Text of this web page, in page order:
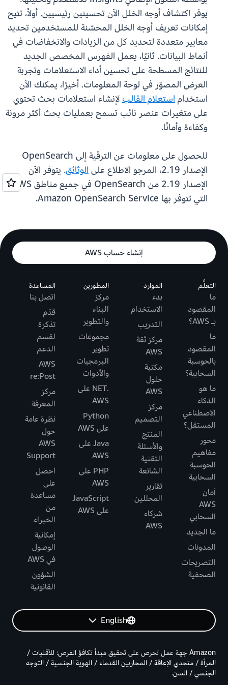
يوفر اكتشاف أوجه الخلل الآن تحسينين رئيسيين. أولاً، تتيح
إمكانات تعريف أوجه الخلل المحسّنة للمستخدمين تحديد
معايير متعددة لتحديد كل من الزيادات والانخفاضات في
أنماط البيانات. ثانيًا، يعمل الفهرس المخصص الجديد
للنتائج المسطحة على تحسين أداء الاستعلامات وتجربة
العرض المصوّر في لوحة المعلومات. أخيرًا، يمكنك الآن
استخداماستعلام القالبلإنشاء استعلامات بحث تحتوي
على متغيرات عنصر نائب تسمح بعمليات بحث أكثر مرونة
وكفاءة وأمانًا.
للحصول على معلومات عن الترقية إلى OpenSearch
الإصدار 2.19، المرجو الاطلاع على
الوثائق. يتوفر الآن
الإصدار 2.19 من OpenSearch في جميع مناطق AWS
التي تتوفر بها Amazon OpenSearch Service.
إنشاء حساب AWS
التعلُّم
ما
المقصود
بـ AWS؟
ما
المقصود
بالحوسبة
السحابية؟
ما هو
الذكاء
الاصطناعي
المستقل؟
محور
مفاهيم
الحوسبة
السحابية
أمان
AWS
السحابي
ما الجديد
المدونات
التصريحات
الصحفية
الموارد
بدء
الاستخدام
التدريب
مركز ثقة
AWS
مكتبة
حلول
AWS
مركز
التصميم
المنتج
والأسئلة
التقنية
الشائعة
تقارير
المحللين
شركاء
AWS
المطورين
مركز
البناء
والتطوير
مجموعات
تطوير
البرمجيات
والأدوات
.NET على
AWS
Python
على AWS
Java على
AWS
PHP على
AWS
JavaScript
على AWS
المساعدة
اتصل بنا
قدّم
تذكرة
لقسم
الدعم
AWS
re:Post
مركز
المعرفة
نظرة عامة
حول
AWS
Support
احصل
على
مساعدة
من
الخبراء
إمكانية
الوصول
في AWS
الشؤون
القانونية
English
Amazon جهة عمل تحرص على تحقيق مبدأ تكافؤ الفرص: للأقليات /
المرأة / متحدي الإعاقة / المحاربين القدماء / الهوية الجنسية / التوجه
الجنسي / السن.